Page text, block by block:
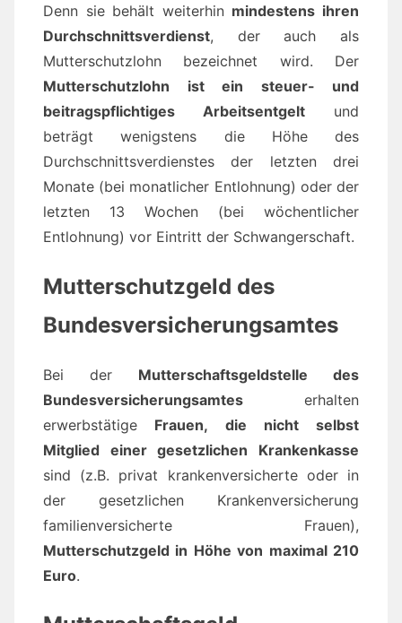
Denn sie behält weiterhin mindestens ihren
Durchschnittsverdienst, der auch als
Mutterschutzlohn bezeichnet wird. Der
Mutterschutzlohn ist ein steuer- und
beitragspflichtiges Arbeitsentgelt und
beträgt wenigstens die Höhe des
Durchschnittsverdienstes der letzten drei
Monate (bei monatlicher Entlohnung) oder der
letzten 13 Wochen (bei wöchentlicher
Entlohnung) vor Eintritt der Schwangerschaft.
Mutterschutzgeld des
Bundesversicherungsamtes
Bei der Mutterschaftsgeldstelle des
Bundesversicherungsamtes erhalten
erwerbstätige Frauen, die nicht selbst
Mitglied einer gesetzlichen Krankenkasse
sind (z.B. privat krankenversicherte oder in
der gesetzlichen Krankenversicherung
familienversicherte Frauen),
Mutterschutzgeld in Höhe von maximal 210
Euro.